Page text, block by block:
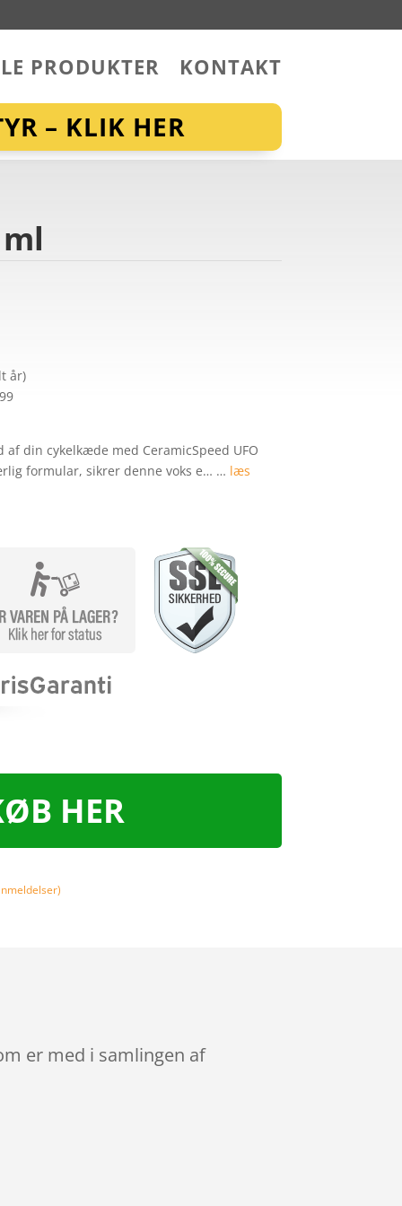
PRODUKTER KONTAKT
– KLIK HER
år)
af din cykelkæde med CeramicSpeed UFO
formular, sikrer denne voks e… … læs
HER
er med i samlingen af